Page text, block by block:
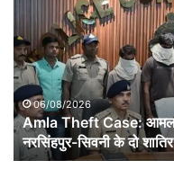
आमला
में
20
लाख
की
नकबजनी
का
खुलासा,
06/08/2026
Amla Theft Case:
नरसिंहपुर-सिवनी के दो शातिर